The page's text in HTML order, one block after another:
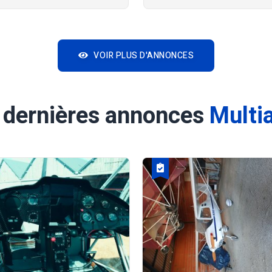
VOIR PLUS D'ANNONCES
annonces